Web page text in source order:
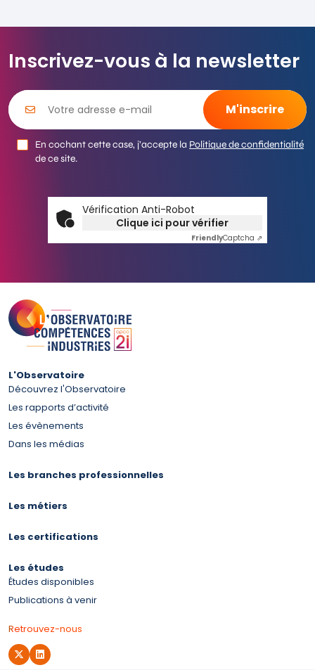
Inscrivez-vous à la newsletter
En cochant cette case, j’accepte la Politique de confidentialité
de ce site.
Vérification Anti-Robot
Clique ici pour vérifier
FriendlyCaptcha ⇗
L'Observatoire
Découvrez l'Observatoire
Les rapports d’activité
Les évènements
Dans les médias
Les branches professionnelles
Les métiers
Les certifications
Les études
Études disponibles
Publications à venir
Retrouvez-nous